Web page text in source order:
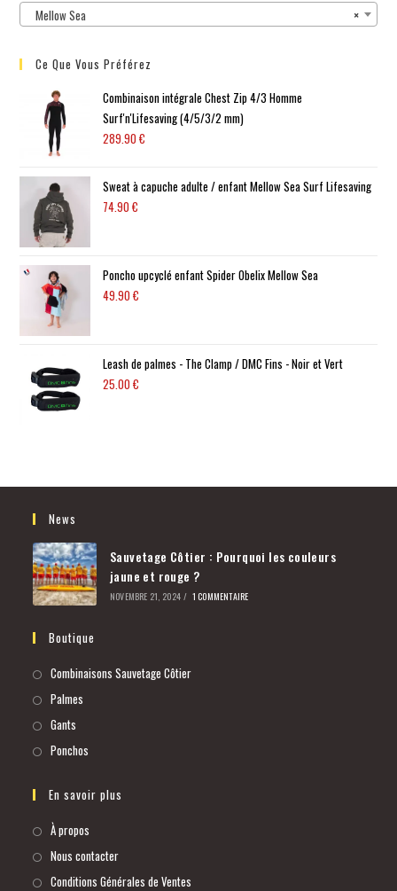
×
Mellow Sea
Ce Que Vous Préférez
Combinaison intégrale Chest Zip 4/3 Homme
Surf'n'Lifesaving (4/5/3/2 mm)
289.90€
Sweat à capuche adulte / enfant Mellow Sea Surf Lifesaving
74.90€
Poncho upcyclé enfant Spider Obelix Mellow Sea
49.90€
Leash de palmes - The Clamp / DMC Fins - Noir et Vert
25.00€
News
Sauvetage Côtier : Pourquoi les couleurs
jaune et rouge ?
NOVEMBRE 21, 2024 / 1 COMMENTAIRE
Boutique
Combinaisons Sauvetage Côtier
Palmes
Gants
Ponchos
En savoir plus
À propos
Nous contacter
Conditions Générales de Ventes